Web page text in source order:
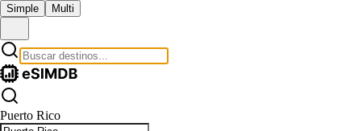
Simple Multi
Puerto Rico